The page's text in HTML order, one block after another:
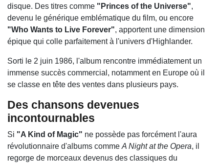
disque. Des titres comme "Princes of the Universe",
devenu le générique emblématique du film, ou encore
"Who Wants to Live Forever", apportent une dimension
épique qui colle parfaitement à l'univers d'Highlander.
Sorti le 2 juin 1986, l'album rencontre immédiatement un
immense succès commercial, notamment en Europe où il
se classe en tête des ventes dans plusieurs pays.
Des chansons devenues
incontournables
Si "A Kind of Magic" ne possède pas forcément l'aura
révolutionnaire d'albums comme A Night at the Opera, il
regorge de morceaux devenus des classiques du